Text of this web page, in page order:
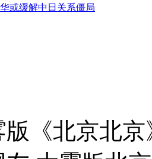
或缓解中日关系僵局
政策"将收获果实
器"各显神通
版《北京北